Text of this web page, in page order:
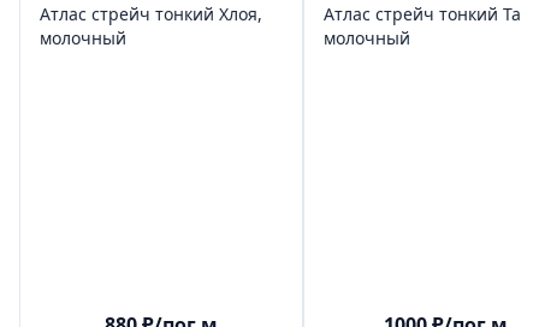
Атлас стрейч тонкий Хлоя,
молочный
Атлас стрейч тонкий
молочный